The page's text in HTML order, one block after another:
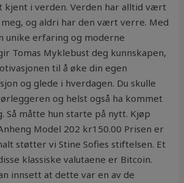
i verden. Verden har alltid vært
og aldri har den vært verre. Med
unike erfaring og moderne
Tomas Myklebust deg kunnskapen,
til å øke din egen
og glede i hverdagen. Du skulle
og helst også ha kommet
Så måtte hun starte på nytt. Kjøp
Model 202 kr150.00 Prisen er
støtter vi Stine Sofies stiftelsen. Et
klassiske valutaene er Bitcoin.
innsett at dette var en av de